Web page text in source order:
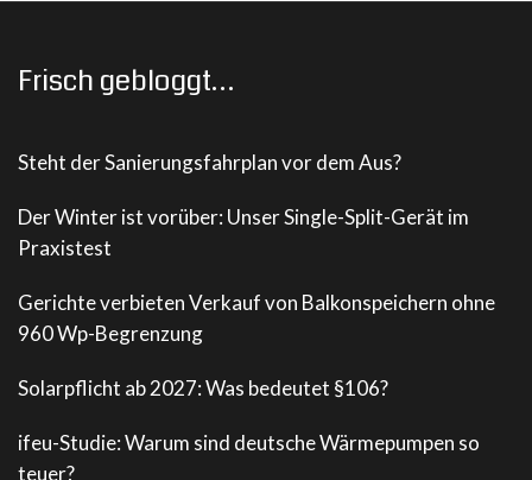
Frisch gebloggt…
Steht der Sanierungsfahrplan vor dem Aus?
Der Winter ist vorüber: Unser Single-Split-Gerät im
Praxistest
Gerichte verbieten Verkauf von Balkonspeichern ohne
960 Wp-Begrenzung
Solarpflicht ab 2027: Was bedeutet §106?
ifeu-Studie: Warum sind deutsche Wärmepumpen so
teuer?